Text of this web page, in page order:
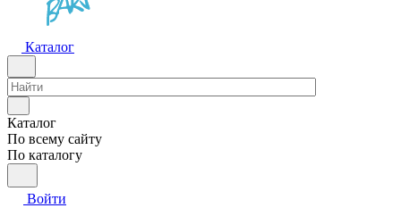
Каталог
Каталог
По всему сайту
По каталогу
Войти